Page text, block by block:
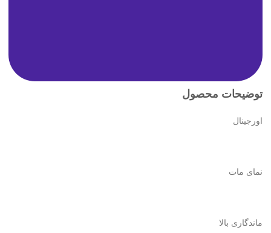
توضیحات محصول
اورجینال
نمای مات
ماندگاری بالا